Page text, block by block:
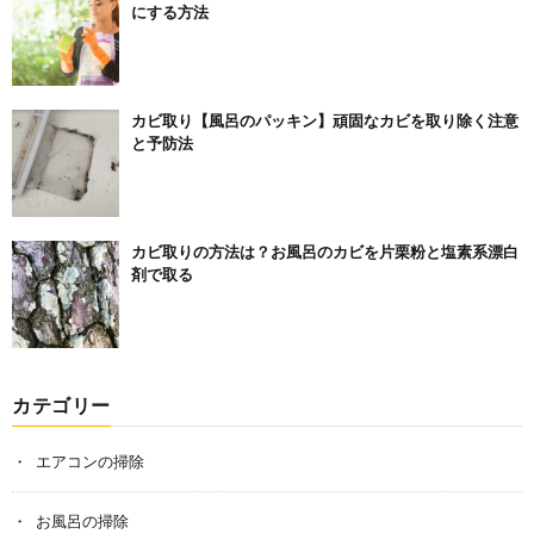
にする方法
カビ取り【風呂のパッキン】頑固なカビを取り除く注意
と予防法
カビ取りの方法は？お風呂のカビを片栗粉と塩素系漂白
剤で取る
カテゴリー
エアコンの掃除
お風呂の掃除